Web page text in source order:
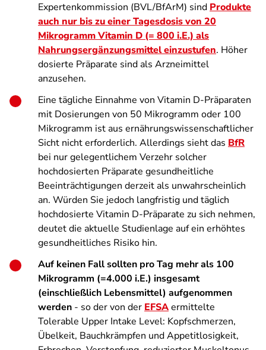
Expertenkommission (BVL/BfArM) sind Produkte
auch nur bis zu einer Tagesdosis von 20
Mikrogramm Vitamin D (= 800 i.E.) als
Nahrungsergänzungsmittel einzustufen. Höher
dosierte Präparate sind als Arzneimittel
anzusehen.
Eine tägliche Einnahme von Vitamin D-Präparaten
mit Dosierungen von 50 Mikrogramm oder 100
Mikrogramm ist aus ernährungswissenschaftlicher
Sicht nicht erforderlich. Allerdings sieht das BfR
bei nur gelegentlichem Verzehr solcher
hochdosierten Präparate gesundheitliche
Beeinträchtigungen derzeit als unwahrscheinlich
an. Würden Sie jedoch langfristig und täglich
hochdosierte Vitamin D-Präparate zu sich nehmen,
deutet die aktuelle Studienlage auf ein erhöhtes
gesundheitliches Risiko hin.
Auf keinen Fall sollten pro Tag mehr als 100
Mikrogramm (=4.000 i.E.) insgesamt
(einschließlich Lebensmittel) aufgenommen
werden - so der von der EFSAermittelte
Tolerable Upper Intake Level: Kopfschmerzen,
Übelkeit, Bauchkrämpfen und Appetitlosigkeit,